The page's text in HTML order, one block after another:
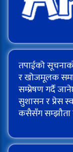
तपाईको
र खोजमूलक
सम्प्रेषण गर्दै
सुशासन र प्रेस
कसैसँग सम्झौता